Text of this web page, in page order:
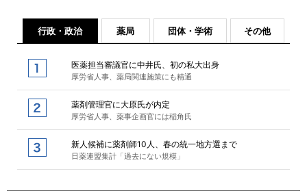
行政・政治 薬局 団体・学術 その他
医薬担当審議官に中井氏、初の私大出身
厚労省人事、薬局関連施策にも精通
薬剤管理官に大原氏が内定
厚労省人事、薬事企画官には稲角氏
新人候補に薬剤師10人、春の統一地方選まで
日薬連盟集計「過去にない規模」